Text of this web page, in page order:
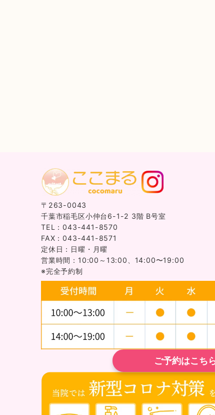
〒263-0043
千葉市稲毛区小仲台6-1-2 3階 B号室
TEL：043-441-8570
FAX：043-441-8571
定休日：日曜・月曜
営業時間：10:00～13:00、14:00〜19:00
※完全予約制
ご予約はこち